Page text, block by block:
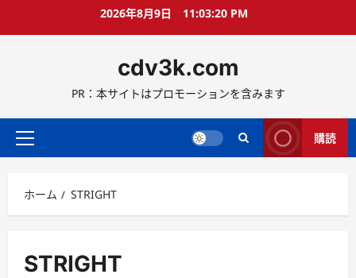
ス
ッ
2026年8月9日 11:03:21 PM
cdv3k.com
PR：本サイトはプロモーションを含みます
メ
メ
ニ
ー
購読
ホーム STRIGHT
STRIGHT